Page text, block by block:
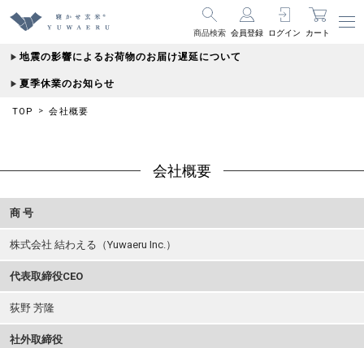
商品検索 会員登録 ログイン カート
地震の影響によるお荷物のお届け遅延について
夏季休業のお知らせ
TOP 会社概要
会社概要
商 号
株式会社 結わえる（Yuwaeru Inc.）
代表取締役CEO
荻野 芳隆
社外取締役